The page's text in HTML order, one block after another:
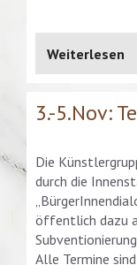
Weiterlesen
3.-5.Nov:
Die
durch die
öffentlich dazu
Alle Termine